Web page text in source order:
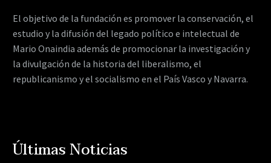
El objetivo de la fundación es promover la conservación, el
estudio y la difusión del legado político e intelectual de
Mario Onaindia además de promocionar la investigación y
la divulgación de la historia del liberalismo, el
republicanismo y el socialismo en el País Vasco y Navarra.
Últimas Noticias